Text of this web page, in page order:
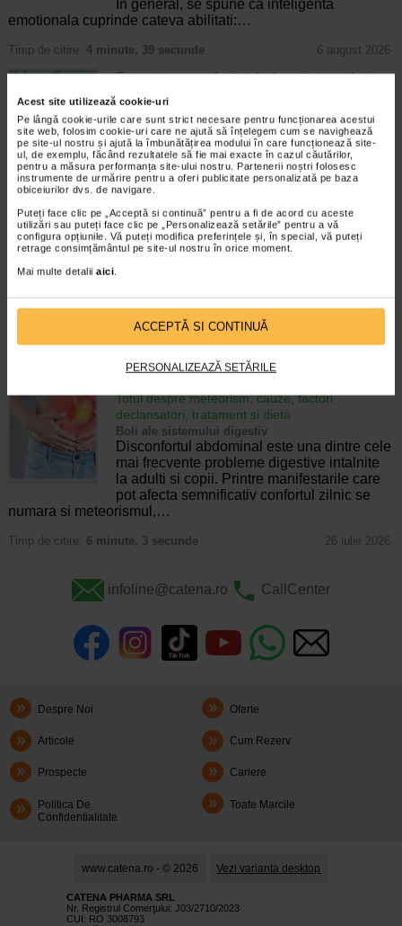
Acest site utilizează cookie-uri
Pe lângă cookie-urile care sunt strict necesare pentru funcționarea acestui
site web, folosim cookie-uri care ne ajută să înțelegem cum se navighează
pe site-ul nostru și ajută la îmbunătățirea modului în care funcționează site-
ul, de exemplu, făcând rezultatele să fie mai exacte în cazul căutărilor,
pentru a măsura performanța site-ului nostru. Partenerii noștri folosesc
instrumente de urmărire pentru a oferi publicitate personalizată pe baza
obiceiurilor dvs. de navigare.
Puteți face clic pe „Acceptă si continuă” pentru a fi de acord cu aceste
utilizări sau puteți face clic pe „Personalizează setările” pentru a vă
configura opțiunile. Vă puteți modifica preferințele și, în special, vă puteți
retrage consimțământul pe site-ul nostru în orice moment.
Mai multe detalii aici.
ACCEPTĂ SI CONTINUĂ
PERSONALIZEAZĂ SETĂRILE
In general, se spune ca inteligenta
emotionala cuprinde cateva abilitati:…
Timp de citire: 4 minute, 39 secunde 6 august 2026
Enurezis: cauze, factori declansatori si solutii
Enurezisul este termenul medical pentru
pierderea accidentala de urina, de obicei in
timpul somnului. Este o afectiune frecventa
atat in randul copiilor, cat si al adultilor.
Enurezisul este considerat…
Senzatia de prea plin: cand indica o afectiune si
cum o tratati
Multi oameni au experimentat macar o data
atunci cand nu au consumat o cantitate
foarte mare de alimente. In cele mai multe
cazuri, aceasta apare ocazional…
4 minute, 55 secunde
Totul despre meteorism: cauze, factori
declansatori, tratament si dieta
Boli ale sistemului digestiv
Disconfortul abdominal este una dintre cele
mai frecvente probleme digestive intalnite
la adulti si copii. Printre manifestarile care
pot afecta semnificativ confortul zilnic se
numara si meteorismul,…
Timp de citire: 6 minute, 3 secunde 26 iulie 2026
infoline@catena.ro CallCenter
Despre Noi Oferte
Articole Cum Rezerv
Prospecte Cariere
Politica De
Confidentialitate
Toate Marcile
www.catena.ro - © 2026 Vezi varianta desktop
CATENA PHARMA SRL
Nr. Registrul Comerţului: J03/2710/2023
CUI: RO 3008793